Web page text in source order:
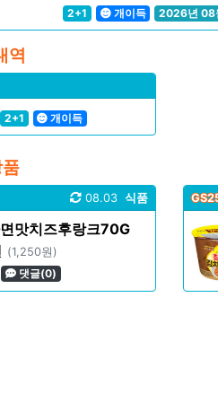
2+1
개이득 2026년 08
역
2+1 개이득
식품
08.03
맛치즈후랑크70G
(1,250원)
댓글(0)